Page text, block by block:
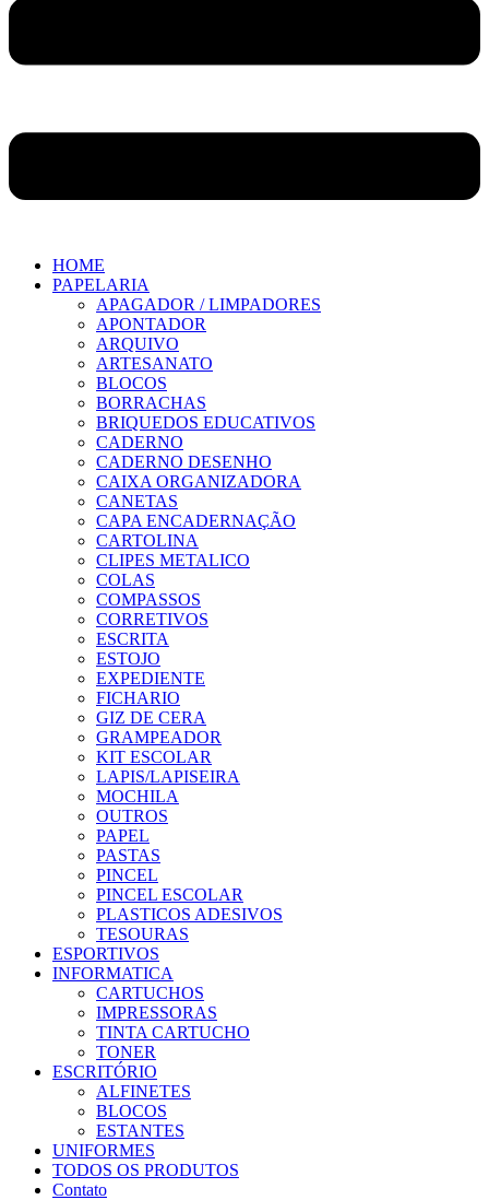
HOME
PAPELARIA
APAGADOR / LIMPADORES
APONTADOR
ARQUIVO
ARTESANATO
BLOCOS
BORRACHAS
BRIQUEDOS EDUCATIVOS
CADERNO
CADERNO DESENHO
CAIXA ORGANIZADORA
CANETAS
CAPA ENCADERNAÇÃO
CARTOLINA
CLIPES METALICO
COLAS
COMPASSOS
CORRETIVOS
ESCRITA
ESTOJO
EXPEDIENTE
FICHARIO
GIZ DE CERA
GRAMPEADOR
KIT ESCOLAR
LAPIS/LAPISEIRA
MOCHILA
OUTROS
PAPEL
PASTAS
PINCEL
PINCEL ESCOLAR
PLASTICOS ADESIVOS
TESOURAS
ESPORTIVOS
INFORMATICA
CARTUCHOS
IMPRESSORAS
TINTA CARTUCHO
TONER
ESCRITÓRIO
ALFINETES
BLOCOS
ESTANTES
UNIFORMES
TODOS OS PRODUTOS
Contato